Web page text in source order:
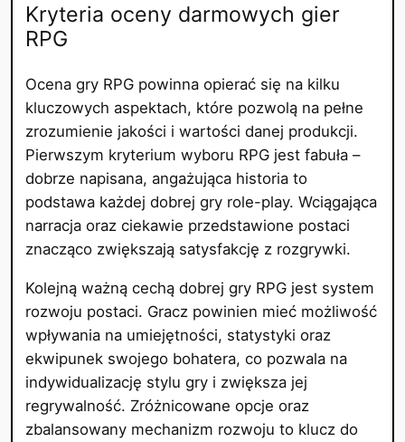
Kryteria oceny darmowych gier
RPG
Ocena gry RPG powinna opierać się na kilku
kluczowych aspektach, które pozwolą na pełne
zrozumienie jakości i wartości danej produkcji.
Pierwszym kryterium wyboru RPG jest fabuła –
dobrze napisana, angażująca historia to
podstawa każdej dobrej gry role-play. Wciągająca
narracja oraz ciekawie przedstawione postaci
znacząco zwiększają satysfakcję z rozgrywki.
Kolejną ważną cechą dobrej gry RPG jest system
rozwoju postaci. Gracz powinien mieć możliwość
wpływania na umiejętności, statystyki oraz
ekwipunek swojego bohatera, co pozwala na
indywidualizację stylu gry i zwiększa jej
regrywalność. Zróżnicowane opcje oraz
zbalansowany mechanizm rozwoju to klucz do